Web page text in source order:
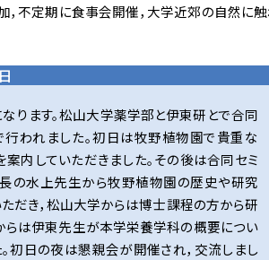
，不定期に食事会開催，大学近郊の自然に触
ります。松山大学薬学部と伊東研とで合同
行われました。初日は牧野植物園で貴重な
内していただきました。その後は合同セミ
長の水上先生から牧野植物園の歴史や研究
だき，松山大学からは博士課程の方から研
らは伊東先生が本学栄養学科の概要につい
初日の夜は懇親会が開催され，交流しまし